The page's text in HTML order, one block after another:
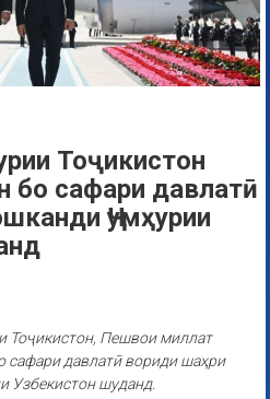
Тоҷикистон
сафари давлатӣ
Ҷумҳурии
Тоҷикистон, Пешвои миллат
давлатӣ вориди шаҳри
Узбекистон шуданд.